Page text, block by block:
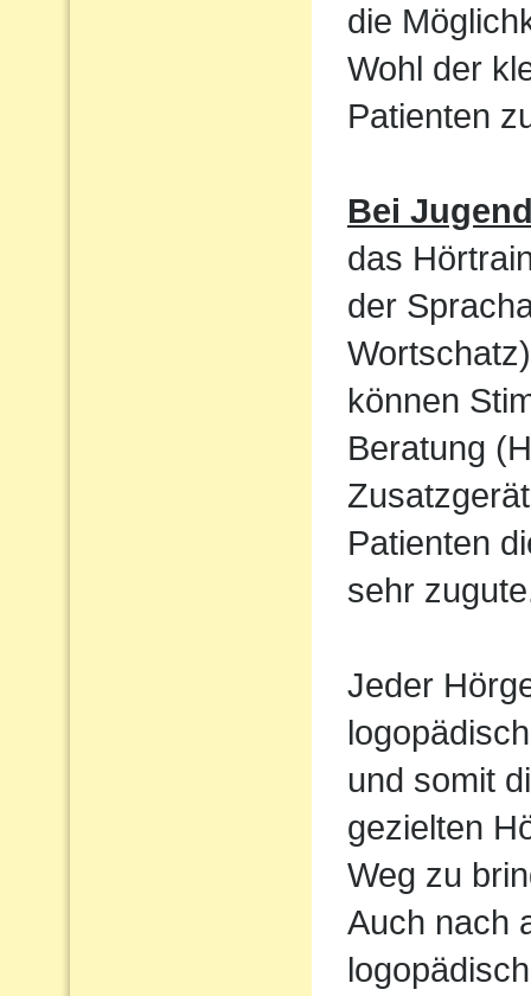
die
Wohl der
Patienten
Bei
das
der
können
Beratung
Patienten
sehr
Jeder
und somit
gezielten
Weg zu
Auch nach